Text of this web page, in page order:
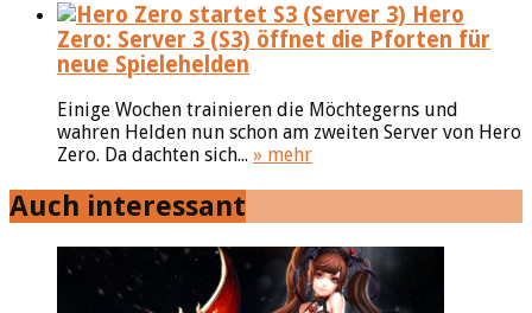
Hero
Zero: Server 3 (S3) öffnet die Pforten für
neue Spielehelden
Einige Wochen trainieren die Möchtegerns und
wahren Helden nun schon am zweiten Server von Hero
Zero. Da dachten sich... » mehr
Auch interessant